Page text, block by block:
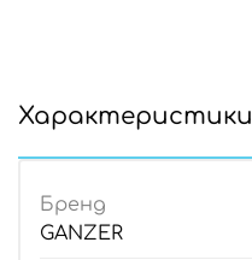
Характеристики
Бренд
GANZER